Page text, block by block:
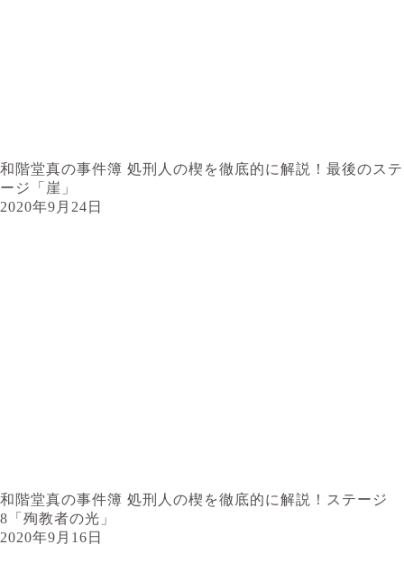
和階堂真の事件簿 処刑人の楔を徹底的に解説！最後のステ
ージ「崖」
2020年9月24日
和階堂真の事件簿 処刑人の楔を徹底的に解説！ステージ
8「殉教者の光」
2020年9月16日